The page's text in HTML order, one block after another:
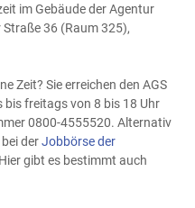
im Gebäude der Agentur
36 (Raum 325),
Zeit? Sie erreichen den AGS
freitags von 8 bis 18 Uhr
0800-4555520. Alternativ
derJobbörse der
gibt es bestimmt auch